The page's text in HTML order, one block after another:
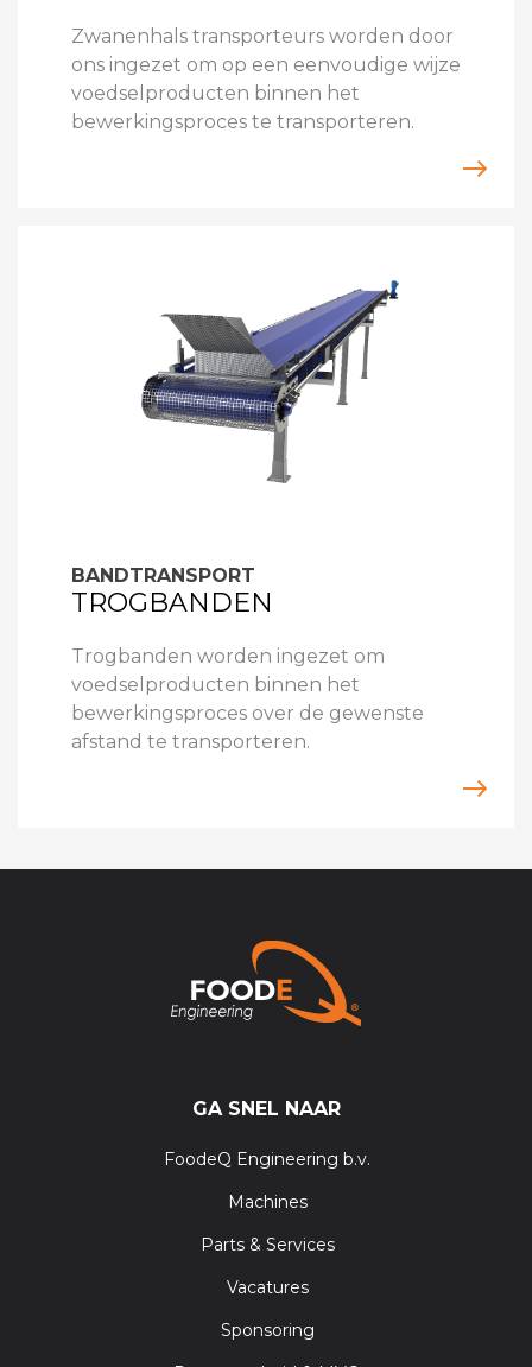
Zwanenhals transporteurs worden door
ons ingezet om op een eenvoudige wijze
voedselproducten binnen het
bewerkingsproces te transporteren.
BANDTRANSPORT
TROGBANDEN
Trogbanden worden ingezet om
voedselproducten binnen het
bewerkingsproces over de gewenste
afstand te transporteren.
GA SNEL NAAR
FoodeQ Engineering b.v.
Machines
Parts & Services
Vacatures
Sponsoring